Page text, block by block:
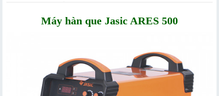
Máy hàn que Jasic ARES 500